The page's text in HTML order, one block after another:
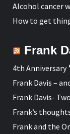
Alcohol cancer
How to get
Frank
4th Anniversary
Frank Davis –
Frank Davis-
Frank’s
Frank and the